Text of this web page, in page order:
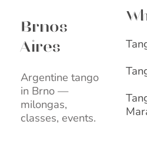
Brnos
Aires
Argentine tango
in Brno —
milongas,
classes, events.